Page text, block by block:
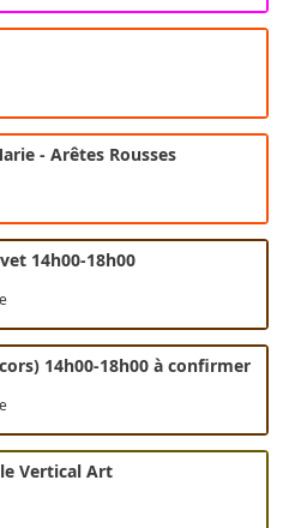
- Arêtes Rousses
14h00-18h00
14h00-18h00 à confirmer
Vertical Art